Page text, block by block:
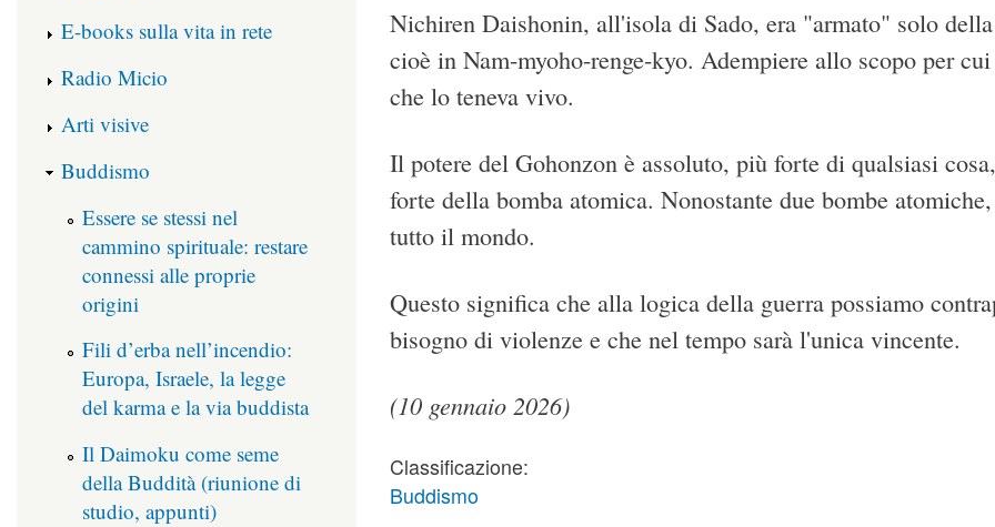
Nichiren Daishonin, all'isola di Sado, era "armato" solo
cioè in Nam-myoho-renge-kyo. Adempiere allo scopo per
che lo teneva vivo.
Il potere del Gohonzon è assoluto, più forte di qualsiasi
forte della bomba atomica. Nonostante due bombe
tutto il mondo.
Questo significa che alla logica della guerra possiamo
bisogno di violenze e che nel tempo sarà l'unica vincente.
(10 gennaio 2026)
Classificazione:
Buddismo
E-books sulla vita in rete
Radio Micio
Arti visive
Buddismo
Essere se stessi nel
cammino spirituale: restare
connessi alle proprie
origini
Fili d’erba nell’incendio:
Europa, Israele, la legge
del karma e la via buddista
Il Daimoku come seme
della Buddità (riunione di
studio, appunti)